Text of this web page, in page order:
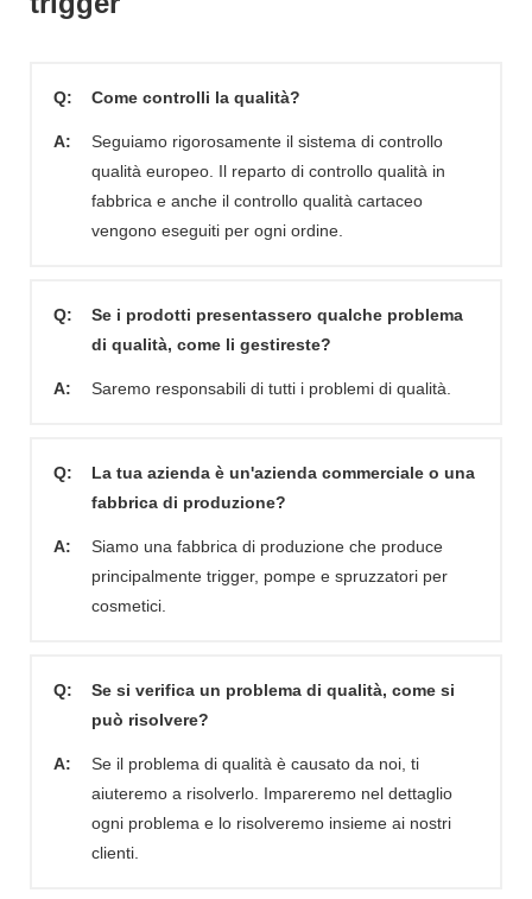
Q: Come controlli la qualità?
A:
Seguiamo rigorosamente il sistema di controllo
qualità europeo. Il reparto di controllo qualità in
fabbrica e anche il controllo qualità cartaceo
vengono eseguiti per ogni ordine.
Q:
Se i prodotti presentassero qualche problema
di qualità, come li gestireste?
A: Saremo responsabili di tutti i problemi di qualità.
Q:
La tua azienda è un'azienda commerciale o una
fabbrica di produzione?
A:
Siamo una fabbrica di produzione che produce
principalmente trigger, pompe e spruzzatori per
cosmetici.
Q:
Se si verifica un problema di qualità, come si
può risolvere?
A:
Se il problema di qualità è causato da noi, ti
aiuteremo a risolverlo. Impareremo nel dettaglio
ogni problema e lo risolveremo insieme ai nostri
clienti.